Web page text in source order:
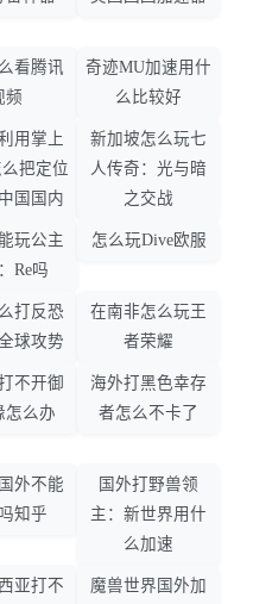
看腾讯
频
奇迹MU加速用什
么比较好
用掌上
么把定位
国国内
新加坡怎么玩七
人传奇：光与暗
之交战
玩公主
Re吗
怎么玩Dive欧服
打反恐
球攻势
在南非怎么玩王
者荣耀
不开御
怎么办
海外打黑色幸存
者怎么不卡了
外不能
知乎
国外打野兽领
主：新世界用什
么加速
亚打不 魔兽世界国外加